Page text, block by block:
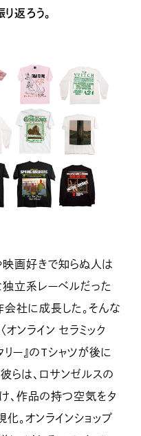
返ろう。
画好きで知らぬ人は
独立系レーベルだった
社に成長した。そんな
ンライン セラミック
リー』のTシャツが後に
らは、ロサンゼルスの
、作品の持つ空気をタ
。オンラインショップ